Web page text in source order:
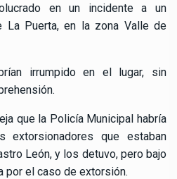
en un incidente a un
La Puerta, en la zona Valle de
irrumpido en el lugar, sin
que la Policía Municipal habría
extorsionadores que estaban
León, y los detuvo, pero bajo
por el caso de extorsión.